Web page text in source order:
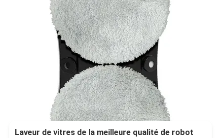
Laveur de vitres de la meilleure qualité de robot